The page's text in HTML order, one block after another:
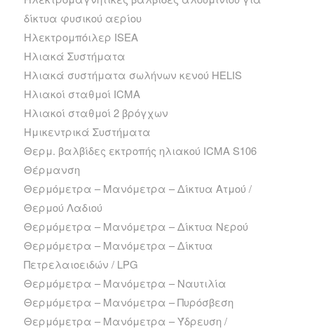
δίκτυα φυσικού αερίου
Ηλεκτρομπόιλερ ISEA
Ηλιακά Συστήματα
Ηλιακά συστήματα σωλήνων κενού HELIS
Ηλιακοί σταθμοί ICMA
Ηλιακοί σταθμοί 2 βρόγχων
Ημικεντρικά Συστήματα
Θερμ. βαλβίδες εκτροπής ηλιακού ICMA S106
Θέρμανση
Θερμόμετρα – Μανόμετρα – Δίκτυα Ατμού /
Θερμού Λαδιού
Θερμόμετρα – Μανόμετρα – Δίκτυα Νερού
Θερμόμετρα – Μανόμετρα – Δίκτυα
Πετρελαιοειδών / LPG
Θερμόμετρα – Μανόμετρα – Ναυτιλία
Θερμόμετρα – Μανόμετρα – Πυρόσβεση
Θερμόμετρα – Μανόμετρα – Ύδρευση /